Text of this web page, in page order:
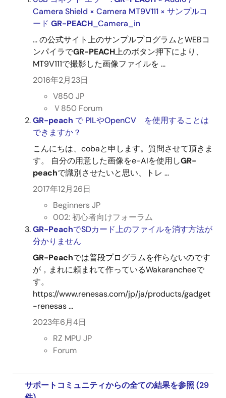
Camera Shield × Camera MT9V111 × サンプルコ
ード GR-PEACH _Camera_in
... の公式サイト上のサンプルプログラムとWEBコ
ンパイラでGR-PEACH上のボタン押下により、
MT9V111で撮影した画像ファイルを ...
2016年2月23日
V850 JP
Ｖ850 Forum
GR-peach で PILやOpenCV を使用することは
できますか？
こんにちは、cobaと申します。質問させて頂きま
す。 自分の用意した画像をe-AIを使用しGR-
peachで識別させたいと思い、トレ ...
2017年12月26日
Beginners JP
002: 初心者向けフォーラム
GR-PeachでSDカード上のファイルを消す方法が
分かりません
GR-Peachでは普段プログラムを作らないのです
が，まれに頼まれて作っているWakarancheeで
す。
https://www.renesas.com/jp/ja/products/gadget
-renesas ...
2023年6月4日
RZ MPU JP
Forum
サポートコミュニティからの全ての結果を参照 (29